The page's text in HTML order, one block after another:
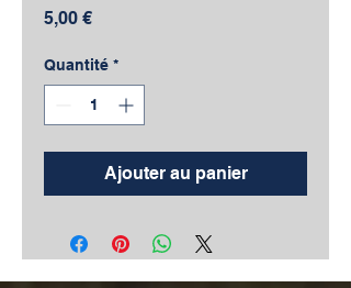
5,00 €Prix
Quantité *
Ajouter au panier